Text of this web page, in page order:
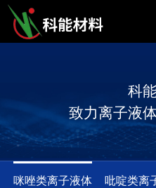
科
致力离子液
咪唑类离子液体 吡啶类离